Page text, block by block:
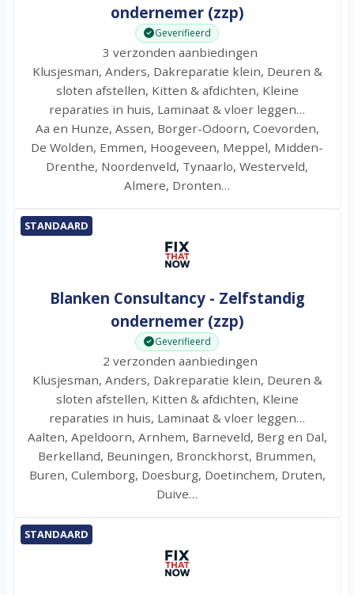
ondernemer (zzp)
Geverifieerd
3 verzonden aanbiedingen
Klusjesman, Anders, Dakreparatie klein, Deuren &
sloten afstellen, Kitten & afdichten, Kleine
reparaties in huis, Laminaat & vloer leggen…
Aa en Hunze, Assen, Borger-Odoorn, Coevorden,
De Wolden, Emmen, Hoogeveen, Meppel, Midden-
Drenthe, Noordenveld, Tynaarlo, Westerveld,
Almere, Dronten…
STANDAARD
Blanken Consultancy - Zelfstandig
ondernemer (zzp)
Geverifieerd
2 verzonden aanbiedingen
Klusjesman, Anders, Dakreparatie klein, Deuren &
sloten afstellen, Kitten & afdichten, Kleine
reparaties in huis, Laminaat & vloer leggen…
Aalten, Apeldoorn, Arnhem, Barneveld, Berg en Dal,
Berkelland, Beuningen, Bronckhorst, Brummen,
Buren, Culemborg, Doesburg, Doetinchem, Druten,
Duive…
STANDAARD